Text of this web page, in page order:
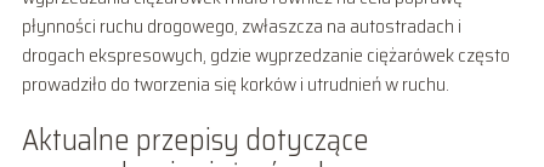
płynności ruchu drogowego, zwłaszcza na autostradach i
drogach ekspresowych, gdzie wyprzedzanie ciężarówek często
prowadziło do tworzenia się korków i utrudnień w ruchu.
Aktualne przepisy dotyczące